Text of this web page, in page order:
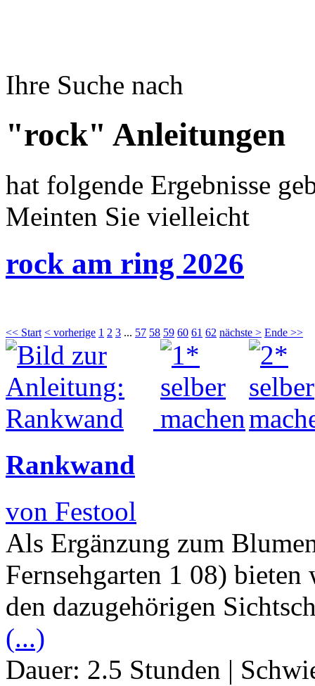
Ihre Suche nach
"rock" Anleitungen
hat folgende Ergebnisse
Meinten Sie vielleicht
rock am ring 2026
<< Start < vorherige 1 2 3 ... 57 58 59 60 61 62 nächste > Ende >>
Rankwand
von Festool
Als Ergänzung zum
Fernsehgarten 1 08)
den dazugehörigen
(...)
Dauer: 2.5 Stunden |